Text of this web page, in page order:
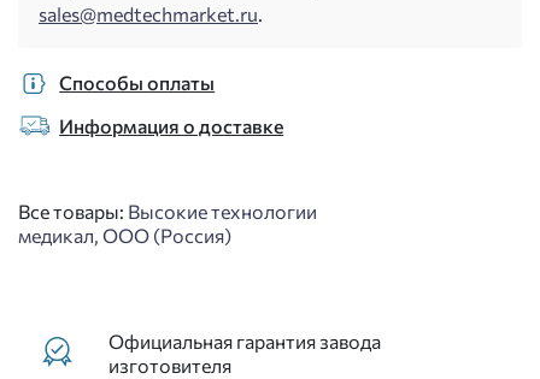
sales@medtechmarket.ru
Способы оплаты
Информация о доставке
Все товары: Высокие технологии
медикал, ООО (Россия)
Официальная гарантия завода
изготовителя